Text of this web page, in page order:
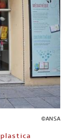
©ANSA